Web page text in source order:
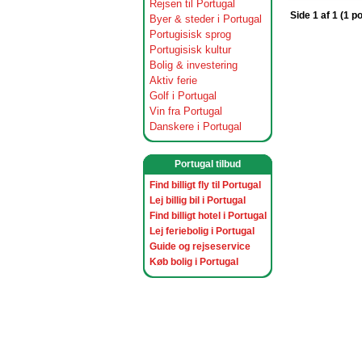
Rejsen til Portugal
Byer & steder i Portugal
Portugisisk sprog
Portugisisk kultur
Bolig & investering
Aktiv ferie
Golf i Portugal
Vin fra Portugal
Danskere i Portugal
Portugal tilbud
Find billigt fly til Portugal
Lej billig bil i Portugal
Find billigt hotel i Portugal
Lej feriebolig i Portugal
Guide og rejseservice
Køb bolig i Portugal
Side 1 af 1 (1